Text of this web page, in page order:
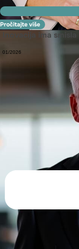
Pročitajte više
Inovacija ima
01/2026